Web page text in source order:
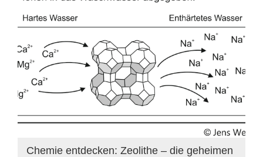
Chemie entdecken: Zeolithe – die geheimen